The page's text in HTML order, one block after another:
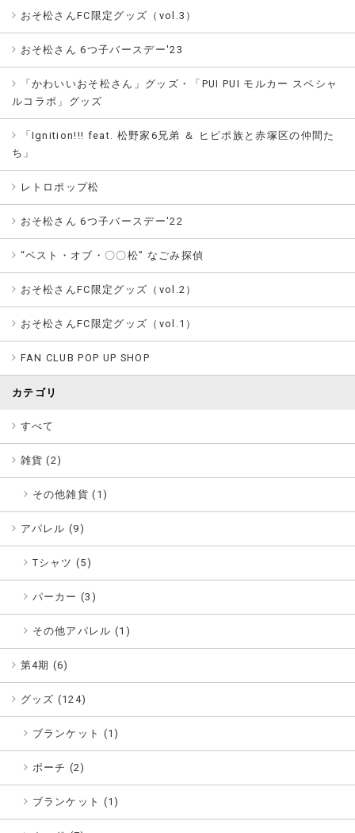
おそ松さんFC限定グッズ（vol.3）
おそ松さん 6つ子バースデー'23
「かわいいおそ松さん」グッズ・「PUI PUI モルカー スペシャ
ルコラボ」グッズ
「Ignition!!! feat. 松野家6兄弟 ＆ ヒピポ族と赤塚区の仲間た
ち」
レトロポップ松
おそ松さん 6つ子バースデー'22
“ベスト・オブ・〇〇松” なごみ探偵
おそ松さんFC限定グッズ（vol.2）
おそ松さんFC限定グッズ（vol.1）
FAN CLUB POP UP SHOP
カテゴリ
すべて
雑貨 (2)
その他雑貨 (1)
アパレル (9)
Tシャツ (5)
パーカー (3)
その他アパレル (1)
第4期 (6)
グッズ (124)
ブランケット (1)
ポーチ (2)
ブランケット (1)